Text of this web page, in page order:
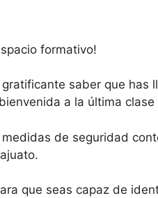
formativo!
saber que
a la última clase
de seguridad
que seas capaz de